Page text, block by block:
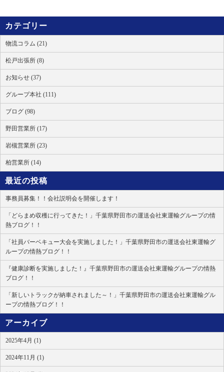
カテゴリー
物流コラム (21)
松戸出張所 (8)
お知らせ (37)
グループ本社 (111)
ブログ (98)
野田営業所 (17)
岩槻営業所 (23)
柏営業所 (14)
最近の投稿
事務員募集！！会社説明会を開催します！
「どらまめ収穫に行ってきた！」千葉県野田市の運送会社東運輸グループの情
熱ブログ！！
「社員バーベキュー大会を実施しました！」千葉県野田市の運送会社東運輸グ
ループの情熱ブログ！！
『健康診断を実施しました！』千葉県野田市の運送会社東運輸グループの情熱
ブログ！！
「新しいトラックが納車されました～！」千葉県野田市の運送会社東運輸グル
ープの情熱ブログ！！
アーカイブ
2025年4月 (1)
2024年11月 (1)